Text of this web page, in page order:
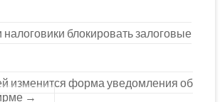
блокировать залоговые
изменится форма уведомления об
→